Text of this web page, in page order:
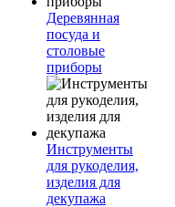
Деревянная
посуда и
столовые
приборы
Инструменты
для рукоделия,
изделия для
декупажа